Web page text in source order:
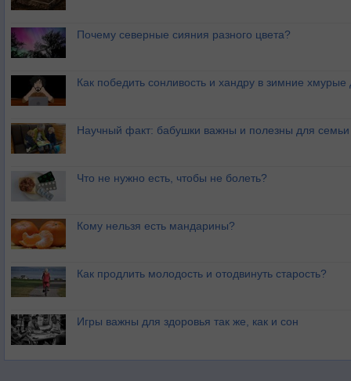
Почему северные сияния разного цвета?
Как победить сонливость и хандру в зимние хмурые
Научный факт: бабушки важны и полезны для семьи
Что не нужно есть, чтобы не болеть?
Кому нельзя есть мандарины?
Как продлить молодость и отодвинуть старость?
Игры важны для здоровья так же, как и сон